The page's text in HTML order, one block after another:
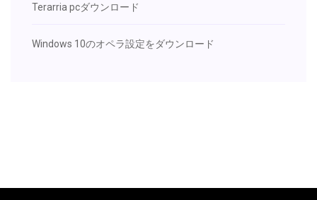
Terarria pcダウンロード
Windows 10のオペラ設定をダウンロード